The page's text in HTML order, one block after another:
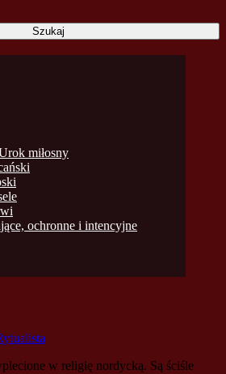
miłosny
ochronne i intencyjne
w religię nordycką. Są ściśle